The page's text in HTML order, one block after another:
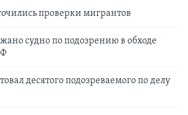
проверки мигрантов
судно по подозрению в обходе
десятого подозреваемого по делу